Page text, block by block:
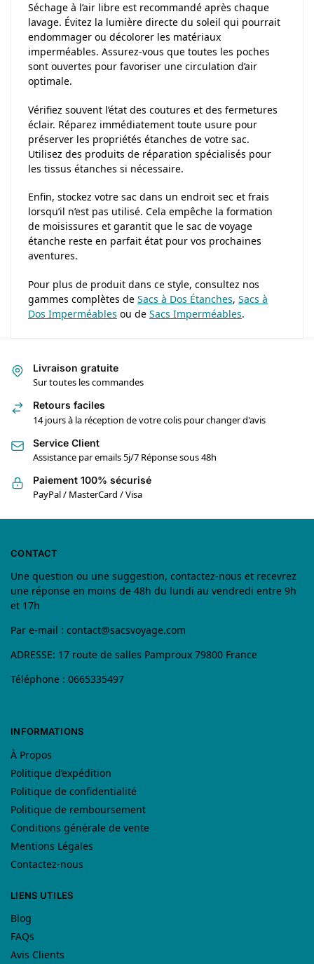
Séchage à l’air libre est recommandé après chaque
lavage. Évitez la lumière directe du soleil qui pourrait
endommager ou décolorer les matériaux
imperméables. Assurez-vous que toutes les poches
sont ouvertes pour favoriser une circulation d’air
optimale.
Vérifiez souvent l’état des coutures et des fermetures
éclair. Réparez immédiatement toute usure pour
préserver les propriétés étanches de votre sac.
Utilisez des produits de réparation spécialisés pour
les tissus étanches si nécessaire.
Enfin, stockez votre sac dans un endroit sec et frais
lorsqu’il n’est pas utilisé. Cela empêche la formation
de moisissures et garantit que le sac de voyage
étanche reste en parfait état pour vos prochaines
aventures.
Pour plus de produit dans ce style, consultez nos
gammes complètes de Sacs à Dos Étanches, Sacs à
Dos Imperméables ou de Sacs Imperméables.
Livraison gratuite
Sur toutes les commandes
Retours faciles
14 jours à la réception de votre colis pour changer d'avis
Service Client
Assistance par emails 5j/7 Réponse sous 48h
Paiement 100% sécurisé
PayPal / MasterCard / Visa
CONTACT
Une question ou une suggestion, contactez-nous et recevrez
une réponse en moins de 48h du lundi au vendredi entre 9h
et 17h
Par e-mail : contact@sacsvoyage.com
ADRESSE: 17 route de salles Pamproux 79800 France
Téléphone : 0665335497
INFORMATIONS
À Propos
Politique d’expédition
Politique de confidentialité
Politique de remboursement
Conditions générale de vente
Mentions Légales
Contactez-nous
LIENS UTILES
Blog
FAQs
Avis Clients